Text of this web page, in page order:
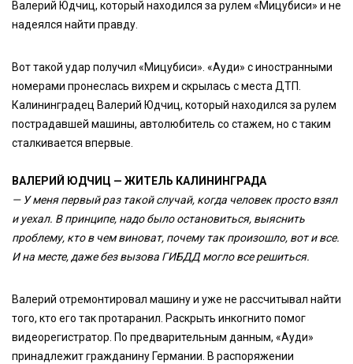
Валерий Юдчиц, который находился за рулем «Мицубиси» и не
надеялся найти правду.
Вот такой удар получил «Мицубиси». «Ауди» с иностранными
номерами пронеслась вихрем и скрылась с места ДТП.
Калининградец Валерий Юдчиц, который находился за рулем
пострадавшей машины, автолюбитель со стажем, но с таким
сталкивается впервые.
ВАЛЕРИЙ ЮДЧИЦ — ЖИТЕЛЬ КАЛИНИНГРАДА
— У меня первый раз такой случай, когда человек просто взял
и уехал. В принципе, надо было остановиться, выяснить
проблему, кто в чем виноват, почему так произошло, вот и все.
И на месте, даже без вызова ГИБДД могло все решиться.
Валерий отремонтировал машину и уже не рассчитывал найти
того, кто его так протаранил. Раскрыть инкогнито помог
видеорегистратор. По предварительным данным, «Ауди»
принадлежит гражданину Германии. В распоряжении